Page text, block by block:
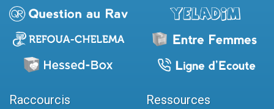
Raccourcis Ressources